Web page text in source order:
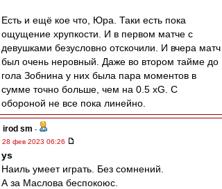
Есть и ещё кое что, Юра. Таки есть пока
ощущение хрупкости. И в первом матче с
девушками безусловно отскочили. И вчера матч
был очень неровный. Даже во втором тайме до
гола Зобнина у них была пара моментов в
сумме точно больше, чем на 0.5 xG. С
обороной не все пока линейно.
irod sm -
28 фев 2023 06:26
ys
Наиль умеет играть. Без сомнений.
А за Маслова беспокоюс.